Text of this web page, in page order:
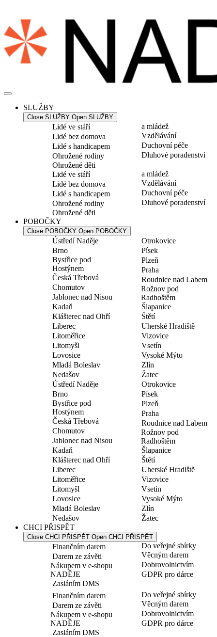
obsahu
SLUŽBY
Close SLUŽBY Open SLUŽBY
Lidé ve stáří
Lidé bez domova
Lidé s handicapem
Ohrožené rodiny
Ohrožené děti
a mládež
Vzdělávání
Duchovní péče
Dluhové poradenství
Lidé ve stáří
Lidé bez domova
Lidé s handicapem
Ohrožené rodiny
Ohrožené děti
a mládež
Vzdělávání
Duchovní péče
Dluhové poradenství
POBOČKY
Close POBOČKY Open POBOČKY
Ústředí Naděje
Brno
Bystřice pod
Hostýnem
Česká Třebová
Chomutov
Jablonec nad Nisou
Kadaň
Klášterec nad Ohří
Liberec
Litoměřice
Litomyšl
Lovosice
Mladá Boleslav
Nedašov
Otrokovice
Písek
Plzeň
Praha
Roudnice nad Labem
Rožnov pod
Radhoštěm
Šlapanice
Štětí
Uherské Hradiště
Vizovice
Vsetín
Vysoké Mýto
Zlín
Žatec
Ústředí Naděje
Brno
Bystřice pod
Hostýnem
Česká Třebová
Chomutov
Jablonec nad Nisou
Kadaň
Klášterec nad Ohří
Liberec
Litoměřice
Litomyšl
Lovosice
Mladá Boleslav
Nedašov
Otrokovice
Písek
Plzeň
Praha
Roudnice nad Labem
Rožnov pod
Radhoštěm
Šlapanice
Štětí
Uherské Hradiště
Vizovice
Vsetín
Vysoké Mýto
Zlín
Žatec
CHCI PŘISPĚT
Close CHCI PŘISPĚT Open CHCI PŘISPĚT
Finančním darem
Darem ze závěti
Nákupem v e-shopu
NADĚJE
Zasláním DMS
Do veřejné sbírky
Věcným darem
Dobrovolnictvím
GDPR pro dárce
Finančním darem
Darem ze závěti
Nákupem v e-shopu
NADĚJE
Zasláním DMS
Do veřejné sbírky
Věcným darem
Dobrovolnictvím
GDPR pro dárce